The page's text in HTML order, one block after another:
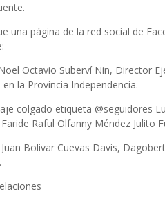
una página de la red social de
Octavio Suberví Nin, Director
la Provincia Independencia.
colgado etiqueta @seguidores
Raful Olfanny Méndez Julito
Bolivar Cuevas Davis,